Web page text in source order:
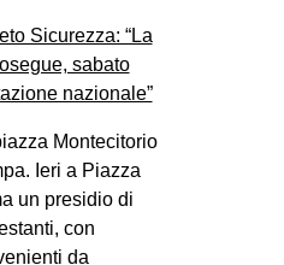
Montecitorio
Ieri a Piazza
un presidio di
con
da